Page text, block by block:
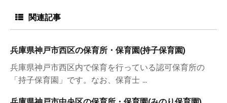
関連記事
兵庫県神戸市西区の保育所・保育園(持子保育園)
兵庫県神戸市西区内で保育を行っている認可保育所の
「持子保育園」です。なお、保育士 ...